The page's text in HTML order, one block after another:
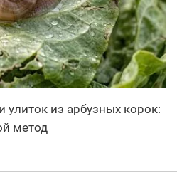
из арбузных корок:
метод